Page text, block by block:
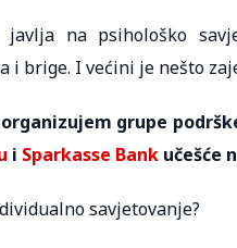
na psihološko
i brige. I većini je nešto
grupe
i Sparkasse Bank učešće
savjetovanje?